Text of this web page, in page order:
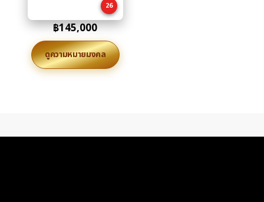
26
฿145,000
ดูความหมายมงคล